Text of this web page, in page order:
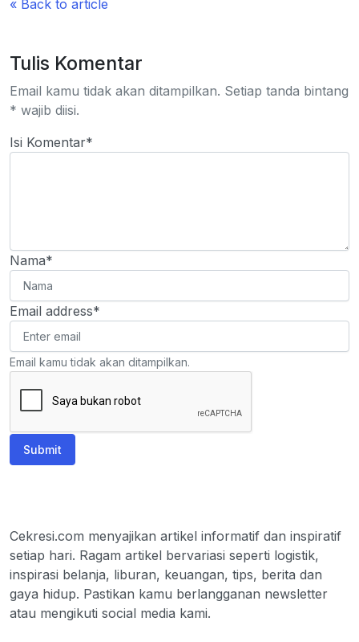
« Back to article
Tulis Komentar
Email kamu tidak akan ditampilkan. Setiap tanda bintang
* wajib diisi.
Isi Komentar*
Nama*
Email address*
Email kamu tidak akan ditampilkan.
Submit
Cekresi.com menyajikan artikel informatif dan inspiratif
setiap hari. Ragam artikel bervariasi seperti logistik,
inspirasi belanja, liburan, keuangan, tips, berita dan
gaya hidup. Pastikan kamu berlangganan newsletter
atau mengikuti social media kami.